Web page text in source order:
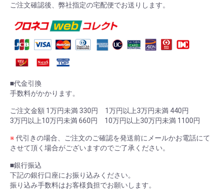
ご注文確認後、弊社指定の宅配便でお送りします。
■代金引換
手数料がかかります。
ご注文金額 1万円未満 330円 1万円以上3万円未満 440円
3万円以上10万円未満 660円 10万円以上30万円未満 1100円
※ 代引きの場合、ご注文のご確認を発送前にメールかお電話にて
させて頂く場合がございますのでご了承ください。
■銀行振込
下記の銀行口座にお振り込みください。
振り込み手数料はお客様負担でお願いします。